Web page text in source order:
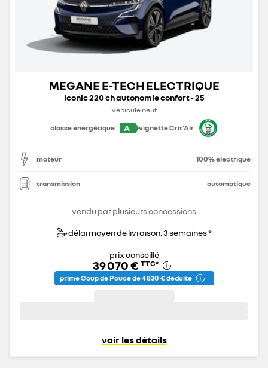
MEGANE E-TECH ELECTRIQUE
iconic 220 ch autonomie confort - 25
Véhicule neuf
classe énergétique
A vignette Crit'Air
moteur 100% électrique
transmission automatique
vendu par plusieurs concessions
délai moyen de livraison: 3 semaines *
prix conseillé
39 070 € TTC*
prime Coup de Pouce de 4 830 € déduite
voir les détails